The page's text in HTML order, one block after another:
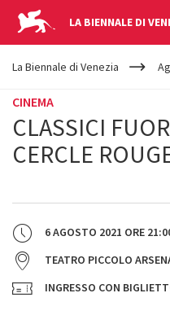
LA BIENNALE DI
YOUR
ARE
La Biennale di Venezia
CINEMA
CLASSICI
CERCLE
6 AGOSTO 2021 ORE
TEATRO PICCOLO
INGRESSO CON